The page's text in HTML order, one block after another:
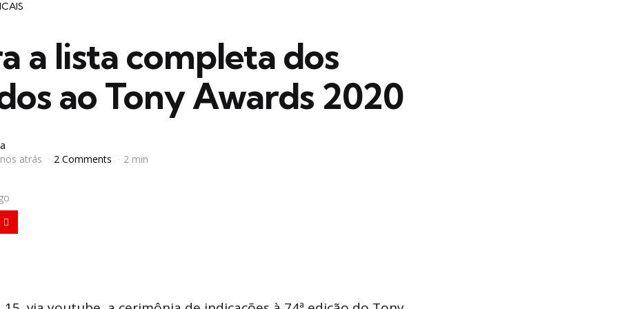
a lista completa dos
ao Tony Awards 2020
atrás 2 Comments 2 min